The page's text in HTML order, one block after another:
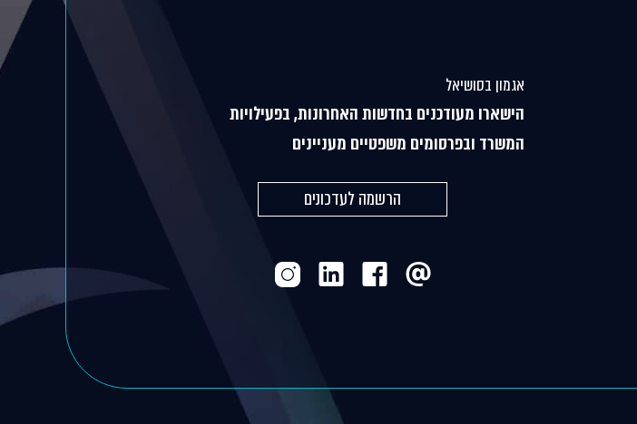
אגמון בסושיאל
הישארו מעודכנים בחדשות האחרונות, בפעילויות
המשרד ובפרסומים משפטיים מעניינים
הרשמה לעדכונים